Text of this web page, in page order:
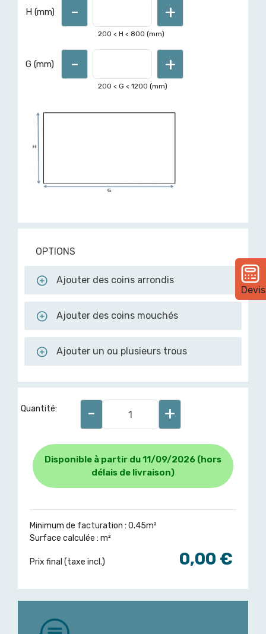
Devis
dimensions hors limites affichées,
demandez un devis ici
H (mm) - +
200 < H <800 (mm)
G (mm) - +
200 < G <1200 (mm)
OPTIONS
Ajouter des coins arrondis
Ajouter des coins mouchés
Ajouter un ou plusieurs trous
Quantité: - +
Disponible à partir du 11/09/2026 (hors
délais de livraison)
Minimum de facturation : 0.45m²
Surface calculée : m²
Prix final (taxe incl.) 0,00 €